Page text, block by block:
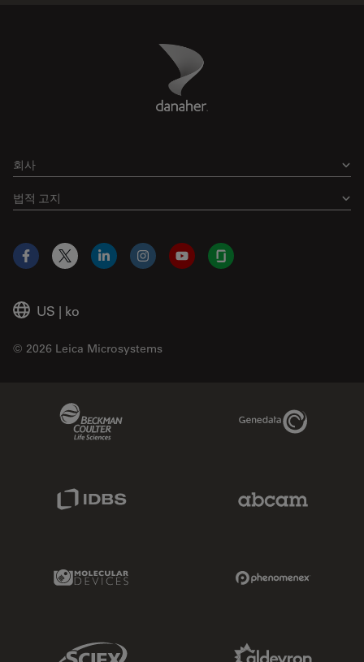
Danaher Logo
회사
법적 고지
US | ko
© 2026 Leica Microsystems
Facebook
X LinkedInInstagramYouTubeGlassdoor
Genedata Link
Molecular Devices Link
Sciex Link